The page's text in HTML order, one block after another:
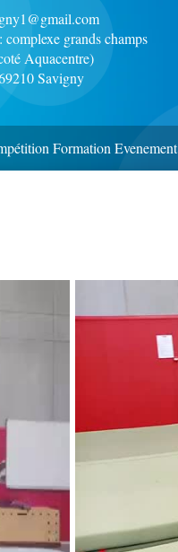
complexe grands champs
Aquacentre)
Savigny
Formation Evenement